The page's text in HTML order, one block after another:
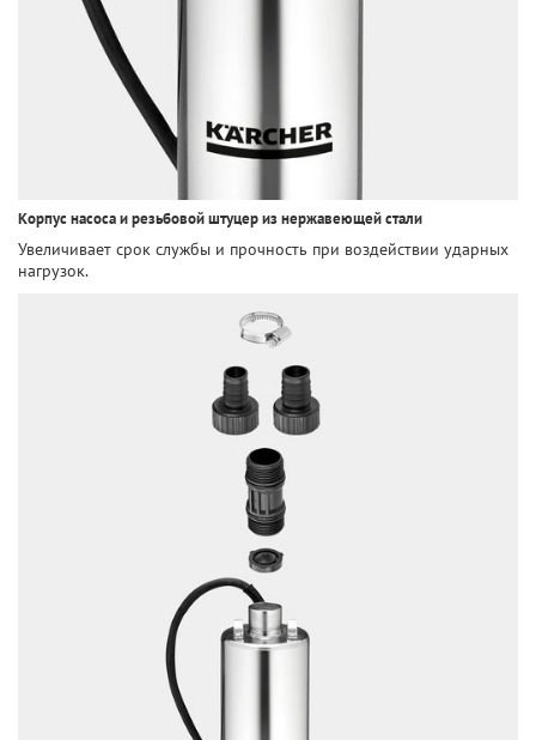
Корпус насоса и резьбовой штуцер из нержавеющей стали
Увеличивает срок службы и прочность при воздействии ударных
нагрузок.